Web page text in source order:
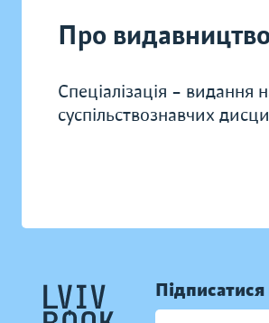
Про
Спеціалізація – видання
суспільствознавчих